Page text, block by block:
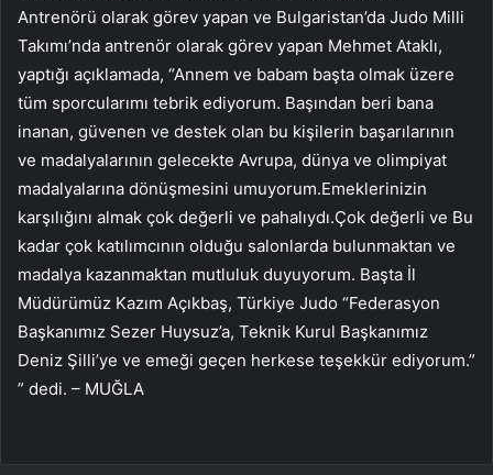
Antrenörü olarak görev yapan ve Bulgaristan’da Judo Milli
Takımı’nda antrenör olarak görev yapan Mehmet Ataklı,
yaptığı açıklamada, “Annem ve babam başta olmak üzere
tüm sporcularımı tebrik ediyorum. Başından beri bana
inanan, güvenen ve destek olan bu kişilerin başarılarının
ve madalyalarının gelecekte Avrupa, dünya ve olimpiyat
madalyalarına dönüşmesini umuyorum.Emeklerinizin
karşılığını almak çok değerli ve pahalıydı.Çok değerli ve Bu
kadar çok katılımcının olduğu salonlarda bulunmaktan ve
madalya kazanmaktan mutluluk duyuyorum. Başta İl
Müdürümüz Kazım Açıkbaş, Türkiye Judo “Federasyon
Başkanımız Sezer Huysuz’a, Teknik Kurul Başkanımız
Deniz Şilli’ye ve emeği geçen herkese teşekkür ediyorum.”
” dedi. – MUĞLA